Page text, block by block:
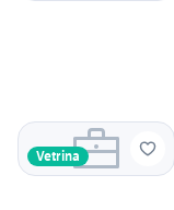
Vetrina